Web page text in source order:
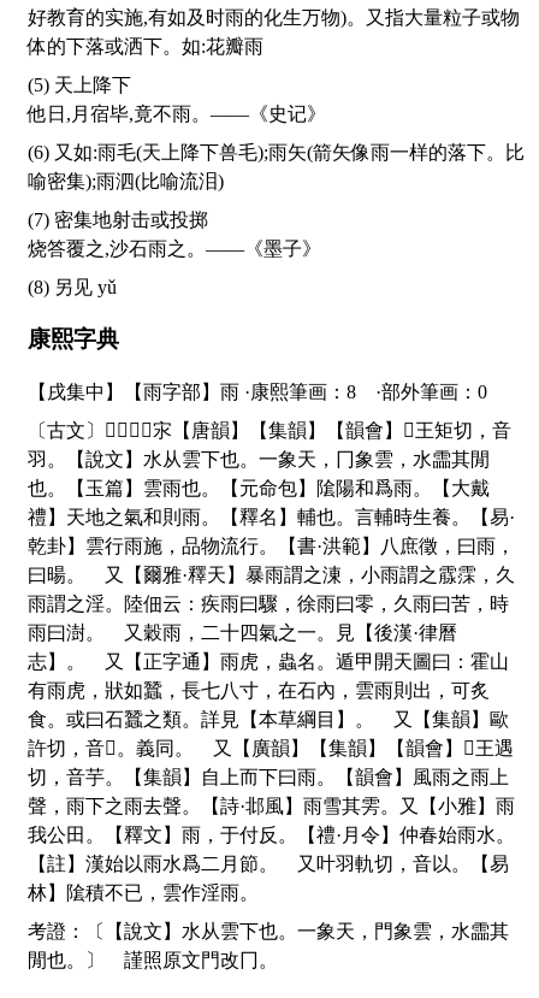
好教育的实施,有如及时雨的化生万物)。又指大量粒子或物
体的下落或洒下。如:花瓣雨
(5) 天上降下
他日,月宿毕,竟不雨。——《史记》
(6) 又如:雨毛(天上降下兽毛);雨矢(箭矢像雨一样的落下。比
喻密集);雨泗(比喻流泪)
(7) 密集地射击或投掷
烧答覆之,沙石雨之。——《墨子》
(8) 另见 yǔ
康熙字典
【戌集中】【雨字部】雨 ·康熙筆画：8 ·部外筆画：0
〔古文〕
𠕒 𠕘 𠕲 𩁼㲾 【唐韻】【集韻】【韻會】 𠀤王矩切，音
羽。【說文】水从雲下也。一象天，冂象雲，水霝其閒
也。【玉篇】雲雨也。【元命包】隂陽和爲雨。【大戴
禮】天地之氣和則雨。【釋名】輔也。言輔時生養。【易·
乾卦】雲行雨施，品物流行。【書·洪範】八庶徵，曰雨，
曰暘。 又【爾雅·釋天】暴雨謂之涷，小雨謂之霡霂，久
雨謂之淫。陸佃云：疾雨曰驟，徐雨曰零，久雨曰苦，時
雨曰澍。 又穀雨，二十四氣之一。見【後漢·律曆
志】。 又【正字通】雨虎，蟲名。遁甲開天圖曰：霍山
有雨虎，狀如蠶，長七八寸，在石內，雲雨則出，可炙
食。或曰石蠶之類。詳見【本草綱目】。 又【集韻】歐
許切，音𢮁 。義同。 又【廣韻】【集韻】【韻會】 𠀤王遇
切，音芋。【集韻】自上而下曰雨。【韻會】風雨之雨上
聲，雨下之雨去聲。【詩·邶風】雨雪其雱。又【小雅】雨
我公田。【釋文】雨，于付反。【禮·月令】仲春始雨水。
【註】漢始以雨水爲二月節。 又叶羽軌切，音以。【易
林】隂積不已，雲作淫雨。
考證：〔【說文】水从雲下也。一象天，門象雲，水霝其
閒也。〕 謹照原文門改冂。